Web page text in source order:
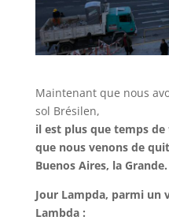
Maintenant que nous
sol Brésilen,
il est plus que temps
que nous venons de
Buenos Aires, la Grande.
Jour Lampda, parmi un
Lambda :